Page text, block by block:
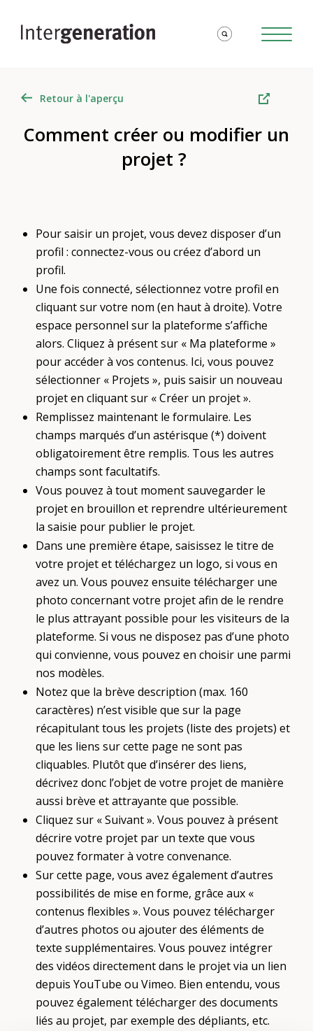
Retour à l'aperçu
Comment créer ou modifier un
projet ?
Pour saisir un projet, vous devez disposer d’un
profil : connectez-vous ou créez d’abord un
profil.
Une fois connecté, sélectionnez votre profil en
cliquant sur votre nom (en haut à droite). Votre
espace personnel sur la plateforme s’affiche
alors. Cliquez à présent sur « Ma plateforme »
pour accéder à vos contenus. Ici, vous pouvez
sélectionner « Projets », puis saisir un nouveau
projet en cliquant sur « Créer un projet ».
Remplissez maintenant le formulaire. Les
champs marqués d’un astérisque (*) doivent
obligatoirement être remplis. Tous les autres
champs sont facultatifs.
Vous pouvez à tout moment sauvegarder le
projet en brouillon et reprendre ultérieurement
la saisie pour publier le projet.
Dans une première étape, saisissez le titre de
votre projet et téléchargez un logo, si vous en
avez un. Vous pouvez ensuite télécharger une
photo concernant votre projet afin de le rendre
le plus attrayant possible pour les visiteurs de la
plateforme. Si vous ne disposez pas d’une photo
qui convienne, vous pouvez en choisir une parmi
nos modèles.
Notez que la brève description (max. 160
caractères) n’est visible que sur la page
récapitulant tous les projets (liste des projets) et
que les liens sur cette page ne sont pas
cliquables. Plutôt que d’insérer des liens,
décrivez donc l’objet de votre projet de manière
aussi brève et attrayante que possible.
Cliquez sur « Suivant ». Vous pouvez à présent
décrire votre projet par un texte que vous
pouvez formater à votre convenance.
Sur cette page, vous avez également d’autres
possibilités de mise en forme, grâce aux «
contenus flexibles ». Vous pouvez télécharger
d’autres photos ou ajouter des éléments de
texte supplémentaires. Vous pouvez intégrer
des vidéos directement dans le projet via un lien
depuis YouTube ou Vimeo. Bien entendu, vous
pouvez également télécharger des documents
liés au projet, par exemple des dépliants, etc.